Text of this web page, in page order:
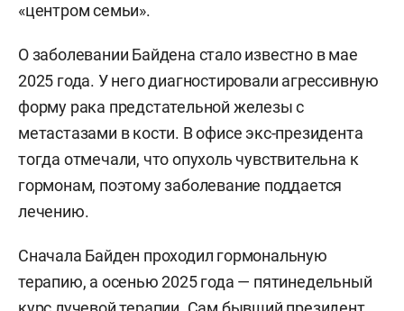
«центром семьи».
О заболевании Байдена стало известно в мае
2025 года. У него диагностировали агрессивную
форму рака предстательной железы с
метастазами в кости. В офисе экс-президента
тогда отмечали, что опухоль чувствительна к
гормонам, поэтому заболевание поддается
лечению.
Сначала Байден проходил гормональную
терапию, а осенью 2025 года — пятинедельный